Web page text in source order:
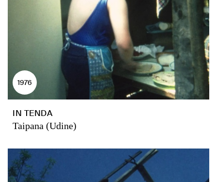
1976
IN TENDA
Taipana (Udine)